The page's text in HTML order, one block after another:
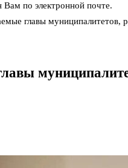
Вам по электронной почте.
главы муниципалитетов,